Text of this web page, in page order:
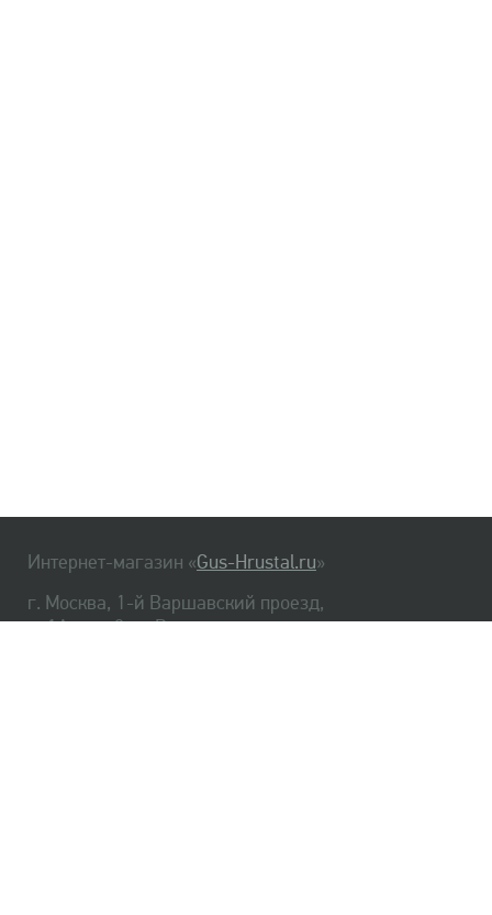
Интернет-магазин «Gus-Hrustal.ru»
г. Москва, 1-й Варшавский проезд,
д. 1А, стр. 3, м. Варшавская